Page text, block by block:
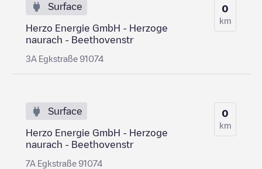
Surface
Herzo Energie GmbH - Herzoge
naurach - Beethovenstr
3A Egkstraße 91074
0
km
Surface
Herzo Energie GmbH - Herzoge
naurach - Beethovenstr
7A Egkstraße 91074
0
km